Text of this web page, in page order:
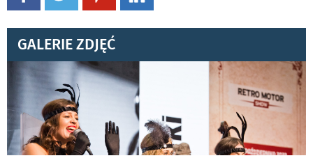
GALERIE ZDJĘĆ